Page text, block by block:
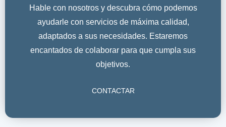
Hable con nosotros y descubra cómo podemos
ayudarle con servicios de máxima calidad,
adaptados a sus necesidades. Estaremos
encantados de colaborar para que cumpla sus
objetivos.
CONTACTAR